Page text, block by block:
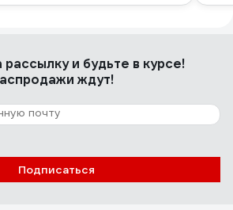
рассылкуи будьте в курсе!
ждут!
Подписаться